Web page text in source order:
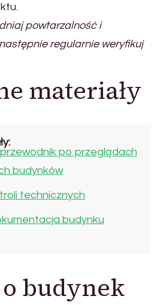
powtarzalność i
regularnie weryfikuj
materiały
po przeglądach
budynków
technicznych
budynku
budynek